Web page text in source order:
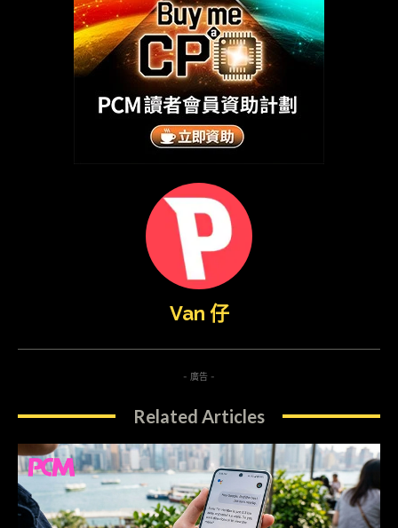
Van 仔
- 廣告 -
Related Articles